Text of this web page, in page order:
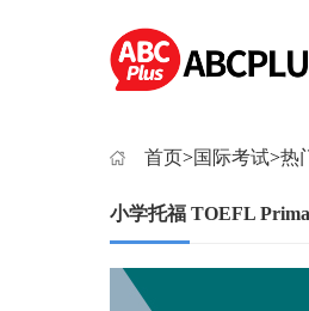
首页>国际考试>热
小学托福 TOEFL